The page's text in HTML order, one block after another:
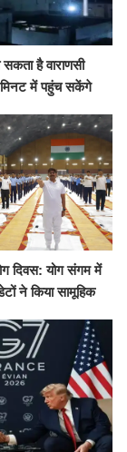
है वाराणसी
मिनट में पहुंच सकेंगे
दिवस: योग संगम में
ने किया सामूहिक